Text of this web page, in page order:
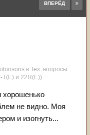
ВПЕРЁД
в Тех. вопросы
T(E) и 22R(Е))
хорошенько
не видно. Моя
и изогнуть...